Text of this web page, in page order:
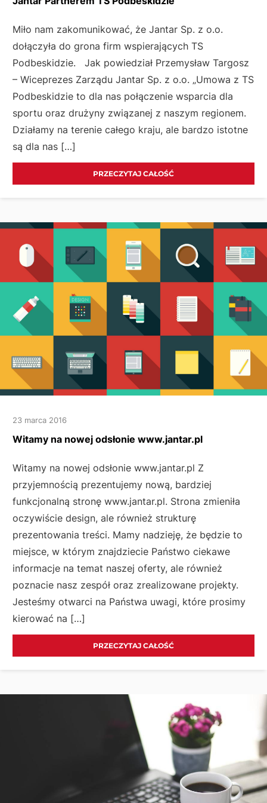
Miło nam zakomunikować, że Jantar Sp. z o.o.
dołączyła do grona firm wspierających TS
Podbeskidzie. Jak powiedział Przemysław Targosz
– Wiceprezes Zarządu Jantar Sp. z o.o. „Umowa z TS
Podbeskidzie to dla nas połączenie wsparcia dla
sportu oraz drużyny związanej z naszym regionem.
Działamy na terenie całego kraju, ale bardzo istotne
są dla nas […]
PRZECZYTAJ CAŁOŚĆ
23 marca 2016
Witamy na nowej odsłonie www.jantar.pl
Witamy na nowej odsłonie www.jantar.pl Z
przyjemnością prezentujemy nową, bardziej
funkcjonalną stronę www.jantar.pl. Strona zmieniła
oczywiście design, ale również strukturę
prezentowania treści. Mamy nadzieję, że będzie to
miejsce, w którym znajdziecie Państwo ciekawe
informacje na temat naszej oferty, ale również
poznacie nasz zespół oraz zrealizowane projekty.
Jesteśmy otwarci na Państwa uwagi, które prosimy
kierować na […]
PRZECZYTAJ CAŁOŚĆ